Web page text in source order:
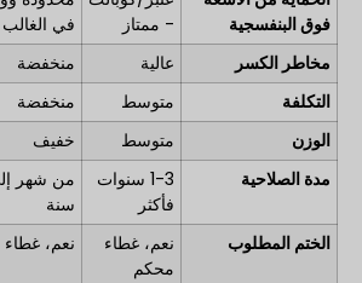
فوق البنفسجية
- ممتاز
في الغالب
مخاطر الكسر عالية منخفضة
التكلفة
متوسط منخفضة
الوزن
متوسط خفيف
مدة الصلاحية
1-3 سنوات
فأكثر
من شهر
سنة
الختم المطلوب
نعم، غطاء
محكم
نعم،